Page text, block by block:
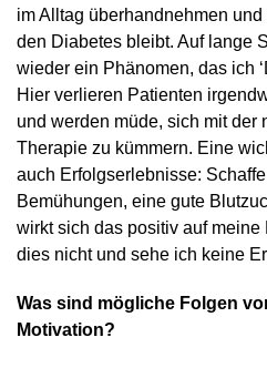
im Alltag überhandnehmen
den Diabetes bleibt. Auf lange
wieder ein Phänomen, das ich
Hier verlieren Patienten
und werden müde, sich mit der
Therapie zu kümmern. Eine
auch Erfolgserlebnisse:
Bemühungen, eine gute
wirkt sich das positiv auf
dies nicht und sehe ich keine
Was sind mögliche Folgen
Motivation?